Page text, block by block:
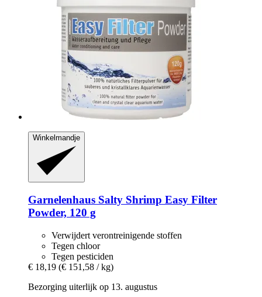
Winkelmandje
Garnelenhaus Salty Shrimp Easy Filter
Powder, 120 g
Verwijdert verontreinigende stoffen
Tegen chloor
Tegen pesticiden
€ 18,19 (€ 151,58 / kg)
Bezorging uiterlijk op 13. augustus